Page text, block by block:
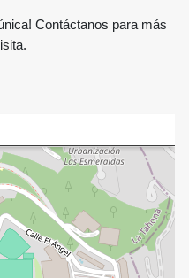
Contáctanos para más